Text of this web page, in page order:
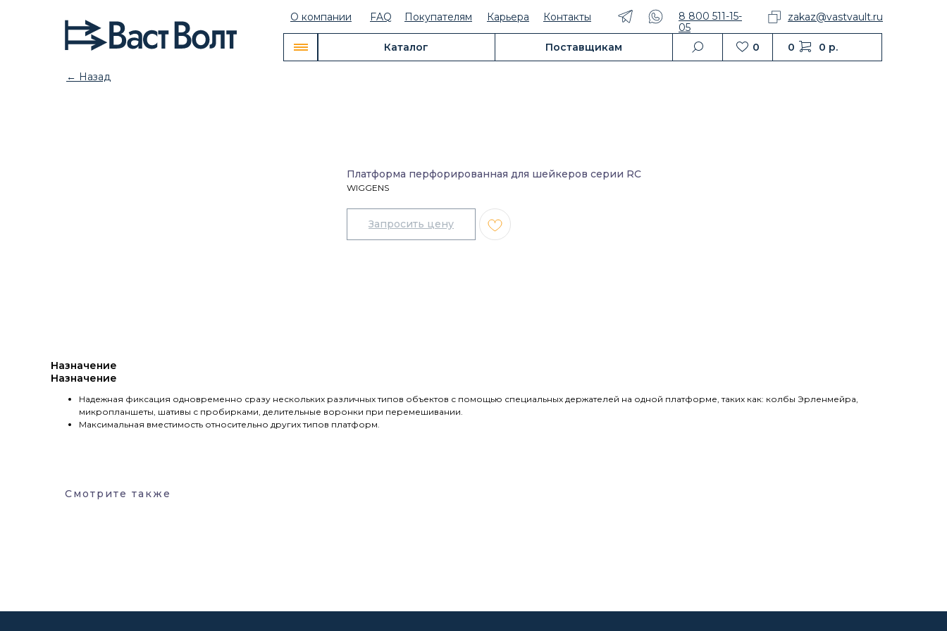
0
О компании Покупателям
FAQ Контакты
8 800 511-15-
05
zakaz@vastvault.ru
0 р.
0
← Назад
Каталог Поставщикам
Карьера
Платформа перфорированная для шейкеров серии RC
WIGGENS
Назначение
Назначение
Надежная фиксация одновременно сразу нескольких различных типов объектов с помощью специальных держателей на одной платформе, таких как: колбы Эрленмейра,
микропланшеты, шативы с пробирками, делительные воронки при перемешивании.
Максимальная вместимость относительно других типов платформ.
Смотрите также